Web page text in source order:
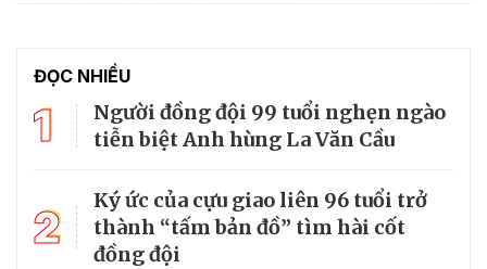
ĐỌC NHIỀU
1
Người đồng đội 99 tuổi nghẹn ngào
tiễn biệt Anh hùng La Văn Cầu
2
Ký ức của cựu giao liên 96 tuổi trở
thành “tấm bản đồ” tìm hài cốt
đồng đội